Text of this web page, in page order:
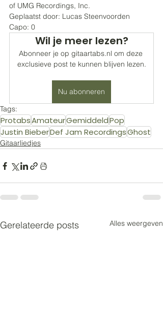
of UMG Recordings, Inc.
Geplaatst door: Lucas Steenvoorden
Capo: 0
Wil je meer lezen?
Abonneer je op gitaartabs.nl om deze
exclusieve post te kunnen blijven lezen.
Nu abonneren
Tags:
ProtabsAmateurGemiddeldPop
Justin BieberDef Jam RecordingsGhost
Gitaarliedjes
Gerelateerde posts Alles weergeven